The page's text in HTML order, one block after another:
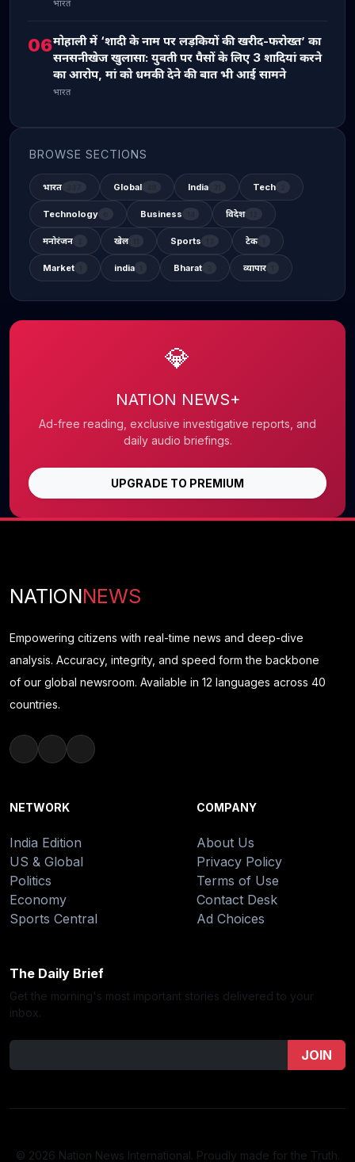
भारत
06मोहाली में ‘शादी के नाम पर लड़कियों की खरीद-फरोख्त’ का
सनसनीखेज खुलासा: युवती पर पैसों के लिए 3 शादियां करने
का आरोप, मां को धमकी देने की बात भी आई सामने
भारत
BROWSE SECTIONS
भारत Global India Tech
Technology Business विदेश
मनोरंजन खेल Sports टेक
Market india Bharat व्यापार
💎
NATION NEWS+
Ad-free reading, exclusive investigative reports, and
daily audio briefings.
UPGRADE TO PREMIUM
NATIONNEWS
Empowering citizens with real-time news and deep-dive
analysis. Accuracy, integrity, and speed form the backbone
of our global newsroom. Available in 12 languages across 40
countries.
NETWORK
India Edition
US & Global
Politics
Economy
Sports Central
COMPANY
About Us
Privacy Policy
Terms of Use
Contact Desk
Ad Choices
The Daily Brief
Get the morning's most important stories delivered to your
inbox.
JOIN
© 2026 Nation News International. Proudly made for the Truth.